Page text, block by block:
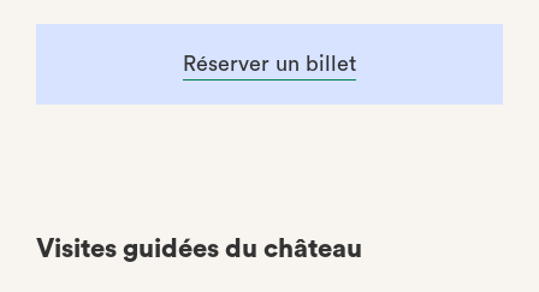
Réserver un billet
Visites guidées du château